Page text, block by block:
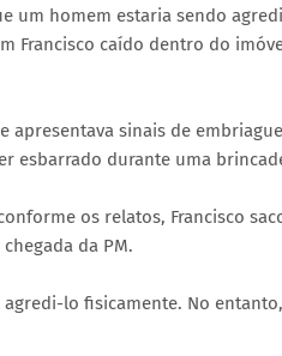
um homem estaria sendo
Francisco caído dentro do
apresentava sinais de
esbarrado durante uma
os relatos, Francisco
da PM.
lo fisicamente. No